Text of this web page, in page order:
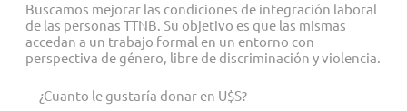
Buscamos mejorar las condiciones de integración laboral
de las personas TTNB. Su objetivo es que las mismas
accedan a un trabajo formal en un entorno con
perspectiva de género, libre de discriminación y violencia.
¿Cuanto le gustaría donar en U$S?